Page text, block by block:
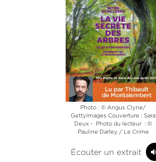
Photo : © Angus Clyne/
GettyImages Couverture : Sara
Deux - Photo du lecteur : ©
Pauline Darley / Le Crime
Écouter un extrait